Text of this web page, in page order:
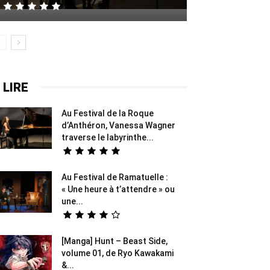
Au Festival de la Roque
d’Anthéron, Vanessa Wagner
traverse le labyrinthe...
Au Festival de Ramatuelle :
« Une heure à t’attendre » ou
une...
[Manga] Hunt – Beast Side,
volume 01, de Ryo Kawakami
&...